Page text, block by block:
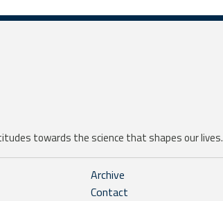
towards the science that shapes our lives.
Archive
Contact